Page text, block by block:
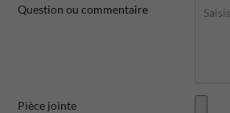
Question ou commentaire
Pièce jointe